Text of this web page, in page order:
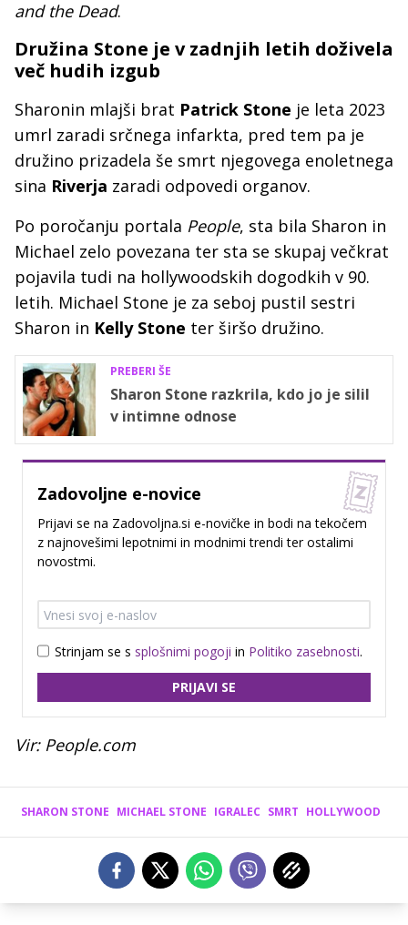
and the Dead.
Družina Stone je v zadnjih letih doživela
več hudih izgub
Sharonin mlajši brat Patrick Stone je leta 2023
umrl zaradi srčnega infarkta, pred tem pa je
družino prizadela še smrt njegovega enoletnega
sina Riverja zaradi odpovedi organov.
Po poročanju portala People, sta bila Sharon in
Michael zelo povezana ter sta se skupaj večkrat
pojavila tudi na hollywoodskih dogodkih v 90.
letih. Michael Stone je za seboj pustil sestri
Sharon in Kelly Stone ter širšo družino.
PREBERI ŠE
Sharon Stone razkrila, kdo jo je silil
v intimne odnose
Zadovoljne e-novice
Prijavi se na Zadovoljna.si e-novičke in bodi na tekočem
z najnovešimi lepotnimi in modnimi trendi ter ostalimi
novostmi.
Strinjam se s splošnimi pogoji in Politiko zasebnosti.
PRIJAVI SE
Vir: People.com
SHARON STONE MICHAEL STONE IGRALEC SMRT HOLLYWOOD